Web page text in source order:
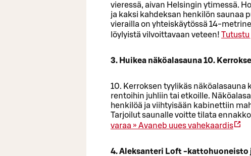
vieressä, aivan Helsingin ytimessä.
ja kaksi kahdeksan henkilön saunaa
vierailla on yhteiskäytössä 14-
löylyistä vilvoittavaan veteen! Tutustu
3. Huikea näköalasauna 10.
10. Kerroksen tyylikäs
rentoihin juhliin tai etkoille.
henkilöä ja viihtyisään kabinettiin
Tarjoilut saunalle voitte tilata
varaa » Avaneb uues vahekaardis
4. Aleksanteri Loft -kattohuoneisto